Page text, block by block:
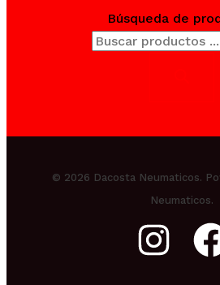
Búsqueda de
© 2026 Dacosta Neumaticos.
Neumaticos.